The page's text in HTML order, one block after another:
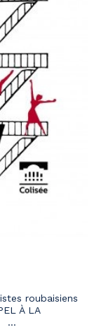
roubaisiens
À LA
...